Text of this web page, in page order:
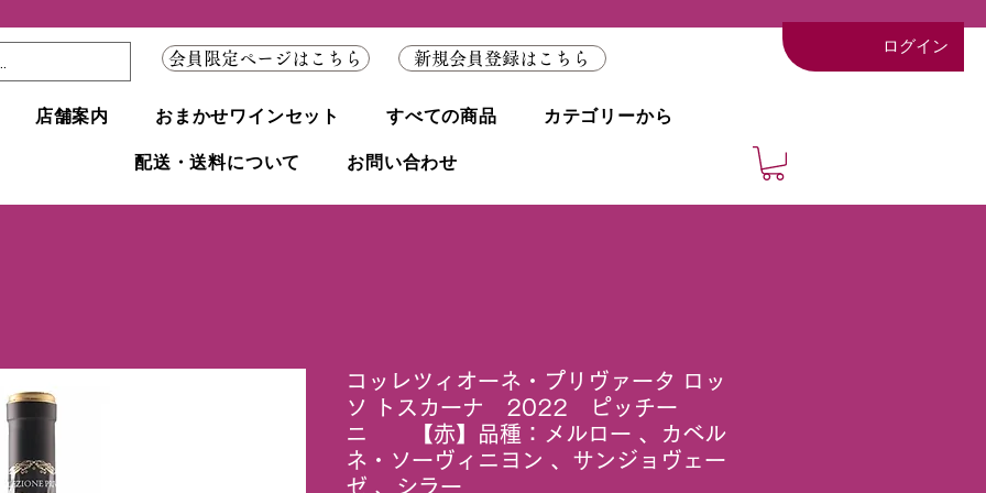
ログイン
会員限定ページはこちら 新規会員登録はこちら
店舗案内 おまかせワインセット すべての商品 カテゴリーから
配送・送料について お問い合わせ
コッレツィオーネ・プリヴァータ ロッ
ソ トスカーナ 2022 ピッチー
ニ 【赤】品種：メルロー 、カベル
ネ・ソーヴィニヨン 、サンジョヴェー
ゼ 、シラー